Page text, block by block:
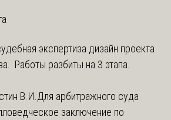
экспертиза дизайн проекта
Работы разбиты на 3 этапа.
В.И. Для арбитражного суда
заключение по